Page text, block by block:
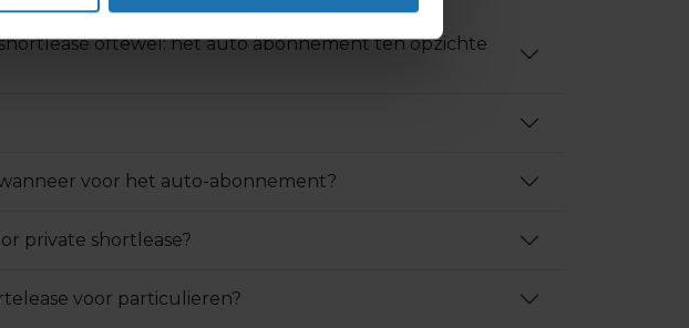
oftewel: het auto abonnement ten opzichte
voor het auto-abonnement?
private shortlease?
voor particulieren?